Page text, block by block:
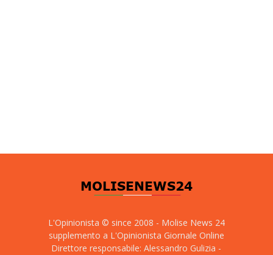
L'Opinionista © since 2008 - Molise News 24
supplemento a L'Opinionista Giornale Online
Direttore responsabile: Alessandro Gulizia -